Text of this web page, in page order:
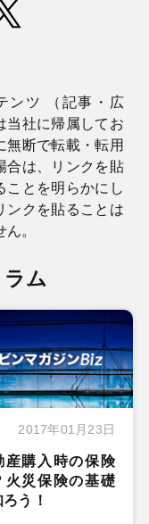
ンツ （記事・広
当社に帰属してお
無断で転載・転用
合は、リンクを貼
ことを明らかにし
ンクを貼ることは
。
ム
2017年01月23日
産購入時の保険
火災保険の基礎
う！